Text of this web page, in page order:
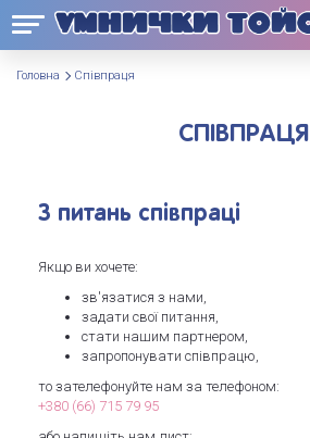
Головна Співпраця
СПІВПРАЦЯ
З питань співпраці
Якщо ви хочете:
зв'язатися з нами,
задати свої питання,
стати нашим партнером,
запропонувати співпрацю,
то зателефонуйте нам за телефоном:
+380 (66) 715 79 95